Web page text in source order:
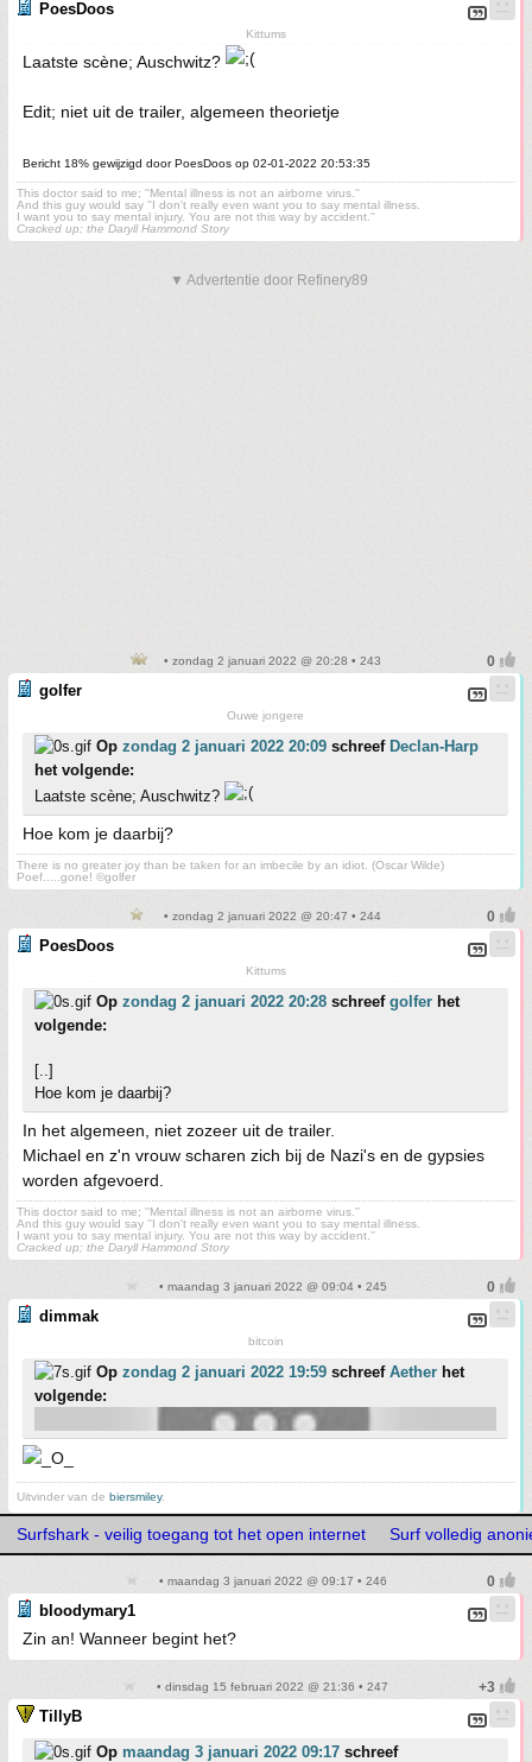
PoesDoos
Kittums
Laatste scène; Auschwitz?
Edit; niet uit de trailer, algemeen theorietje
Bericht 18% gewijzigd door PoesDoos op 02-01-2022 20:53:35
This doctor said to me; ''Mental illness is not an airborne virus.''
And this guy would say ''I don't really even want you to say mental illness.
I want you to say mental injury. You are not this way by accident.''
Cracked up; the Daryll Hammond Story
▼ Advertentie door Refinery89
• zondag 2 januari 2022 @ 20:28 • 243
golfer
Ouwe jongere
Op zondag 2 januari 2022 20:09 schreef Declan-Harp
het volgende:
Laatste scène; Auschwitz?
Hoe kom je daarbij?
There is no greater joy than be taken for an imbecile by an idiot. (Oscar Wilde)
Poef.....gone! ©golfer
• zondag 2 januari 2022 @ 20:47 • 244
PoesDoos
Kittums
Op zondag 2 januari 2022 20:28 schreef golfer het
volgende:
[..]
Hoe kom je daarbij?
In het algemeen, niet zozeer uit de trailer.
Michael en z'n vrouw scharen zich bij de Nazi's en de gypsies
worden afgevoerd.
This doctor said to me; ''Mental illness is not an airborne virus.''
And this guy would say ''I don't really even want you to say mental illness.
I want you to say mental injury. You are not this way by accident.''
Cracked up; the Daryll Hammond Story
• maandag 3 januari 2022 @ 09:04 • 245
dimmak
bitcoin
Op zondag 2 januari 2022 19:59 schreef Aether het
volgende:
Uitvinder van de biersmiley.
Surfshark - veilig toegang tot het open internet Surf volledig
• maandag 3 januari 2022 @ 09:17 • 246
bloodymary1
Zin an! Wanneer begint het?
• dinsdag 15 februari 2022 @ 21:36 • 247
TillyB
Op maandag 3 januari 2022 09:17 schreef